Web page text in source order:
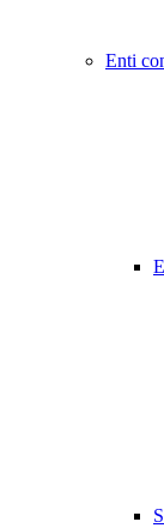
Enti